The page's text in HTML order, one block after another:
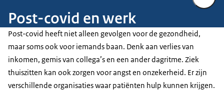
Post-covid en werk
Post-covid heeft niet alleen gevolgen voor de gezondheid,
maar soms ook voor iemands baan. Denk aan verlies van
inkomen, gemis van collega’s en een ander dagritme. Ziek
thuiszitten kan ook zorgen voor angst en onzekerheid. Er zijn
verschillende organisaties waar patiënten hulp kunnen krijgen.